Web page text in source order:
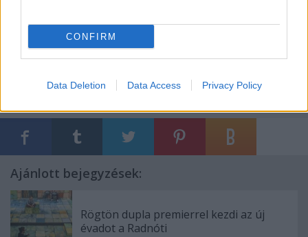
CONFIRM
Data Deletion Data Access Privacy Policy
Jegyek elővételben a Fesztivál Jegyirodában (Szeged,
Tisza L. krt. 56.) 1500 Ft-os áron kaphatók, a
helyszínen az előadás napján 2000 Ft-ba kerülnek.
Ajánlott bejegyzések:
Rögtön dupla premierrel kezdi az új
évadot a Radnóti